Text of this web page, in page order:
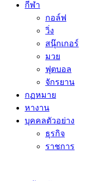
กีฬา
กอล์ฟ
วิ่ง
สนุ๊กเกอร์
มวย
ฟุตบอล
จักรยาน
กฏหมาย
หางาน
บุคคลตัวอย่าง
ธุรกิจ
ราชการ